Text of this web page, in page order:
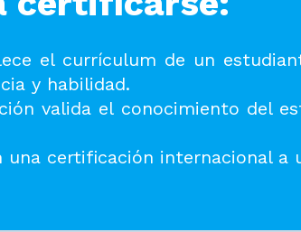
el currículum de un
y habilidad.
valida el conocimiento del
una certificación internacional a